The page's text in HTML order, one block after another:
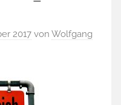
2017 von Wolfgang